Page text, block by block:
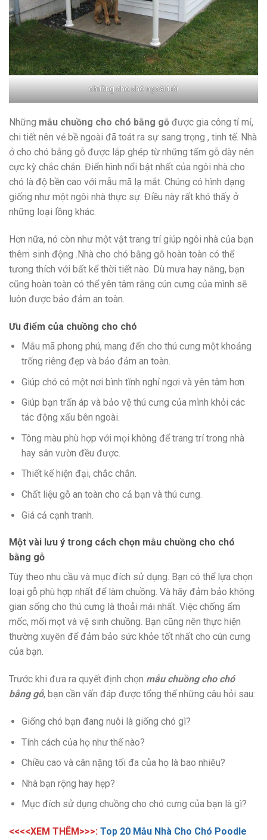
chuồng cho chó ngoài trời
Những mẫu chuồng cho chó bằng gỗ được gia công tỉ mỉ,
chi tiết nên vẻ bề ngoài đã toát ra sự sang trọng , tinh tế. Nhà
ở cho chó bằng gỗ được lắp ghép từ những tấm gỗ dày nên
cực kỳ chắc chắn. Điển hình nổi bật nhất của ngôi nhà cho
chó là độ bền cao với mẫu mã lạ mắt. Chúng có hình dạng
giống như một ngôi nhà thực sự. Điều này rất khó thấy ở
những loại lồng khác.
Hơn nữa, nó còn như một vật trang trí giúp ngôi nhà của bạn
thêm sinh động .Nhà cho chó bằng gỗ hoàn toàn có thể
tương thích với bất kể thời tiết nào. Dù mưa hay nắng, bạn
cũng hoàn toàn có thể yên tâm rằng cún cưng của mình sẽ
luôn được bảo đảm an toàn.
Ưu điểm của chuồng cho chó
Mẫu mã phong phú, mang đến cho thú cưng một khoảng
trống riêng đẹp và bảo đảm an toàn.
Giúp chó có một nơi bình tĩnh nghỉ ngơi và yên tâm hơn.
Giúp bạn trấn áp và bảo vệ thú cưng của mình khỏi các
tác động xấu bên ngoài.
Tông màu phù hợp với mọi không để trang trí trong nhà
hay sân vườn đều được.
Thiết kế hiện đại, chắc chắn.
Chất liệu gỗ an toàn cho cả bạn và thú cưng.
Giá cả cạnh tranh.
Một vài lưu ý trong cách chọn mẫu chuồng cho chó
bằng gỗ
Tùy theo nhu cầu và mục đích sử dụng. Bạn có thể lựa chọn
loại gỗ phù hợp nhất để làm chuồng. Và hãy đảm bảo không
gian sống cho thú cưng là thoải mái nhất. Việc chống ẩm
mốc, mối mọt và vệ sinh chuồng. Bạn cũng nên thực hiện
thường xuyên để đảm bảo sức khỏe tốt nhất cho cún cưng
của bạn.
Trước khi đưa ra quyết định chọn mẫu chuồng cho chó
bằng gỗ, bạn cần vấn đáp được tổng thể những câu hỏi sau:
Giống chó bạn đang nuôi là giống chó gì?
Tính cách của họ như thế nào?
Chiều cao và cân nặng tối đa của họ là bao nhiêu?
Nhà bạn rộng hay hẹp?
Mục đích sử dụng chuồng cho chó cưng của bạn là gì?
<<<<XEM THÊM>>>: Top 20 Mẫu Nhà Cho Chó Poodle